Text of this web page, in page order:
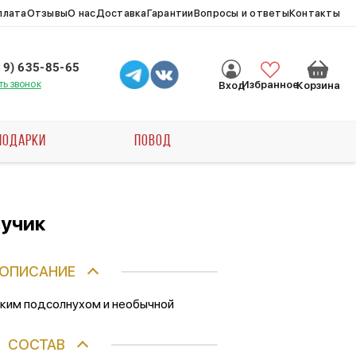
ОтзывыО насДоставкаГарантииВопросы и ответыКонтакты
635-85-65
звонок ВходИзбранноеКорзина
ПОВОД
ОПИСАНИЕ
подсолнухом и необычной
СОСТАВ